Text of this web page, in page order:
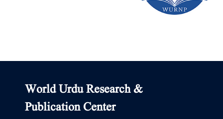
World Urdu Research &
Publication Center